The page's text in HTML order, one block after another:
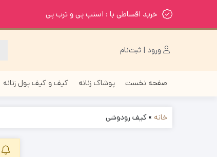
خرید اقساطی با : اسنپ پی و ترب پی
ورود | ثبت‌نام
صفحه نخست پوشاک زنانه کیف و کیف پول زنانه
خانه »کیف رودوشی